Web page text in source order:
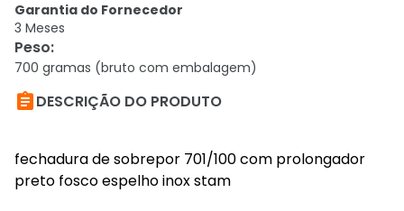
Garantia do Fornecedor
3 Meses
Peso:
700 gramas (bruto com embalagem)
DESCRIÇÃO DO PRODUTO
fechadura de sobrepor 701/100 com prolongador
preto fosco espelho inox stam